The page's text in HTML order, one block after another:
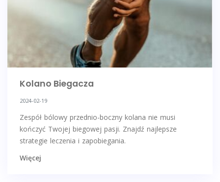
Kolano Biegacza
2024-02-19
Zespół bólowy przednio-boczny kolana nie musi
kończyć Twojej biegowej pasji. Znajdź najlepsze
strategie leczenia i zapobiegania.
Więcej